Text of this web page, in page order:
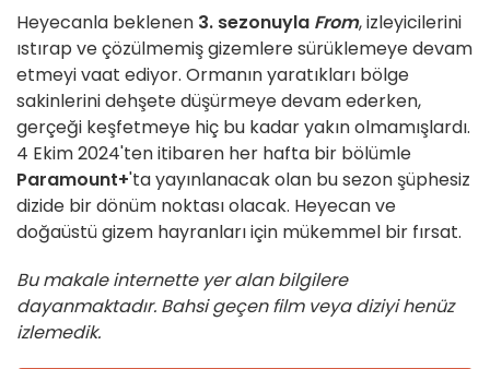
Heyecanla beklenen 3. sezonuyla From, izleyicilerini
ıstırap ve çözülmemiş gizemlere sürüklemeye devam
etmeyi vaat ediyor. Ormanın yaratıkları bölge
sakinlerini dehşete düşürmeye devam ederken,
gerçeği keşfetmeye hiç bu kadar yakın olmamışlardı.
4 Ekim 2024'ten itibaren her hafta bir bölümle
Paramount+'ta yayınlanacak olan bu sezon şüphesiz
dizide bir dönüm noktası olacak. Heyecan ve
doğaüstü gizem hayranları için mükemmel bir fırsat.
Bu makale internette yer alan bilgilere
dayanmaktadır. Bahsi geçen film veya diziyi henüz
izlemedik.